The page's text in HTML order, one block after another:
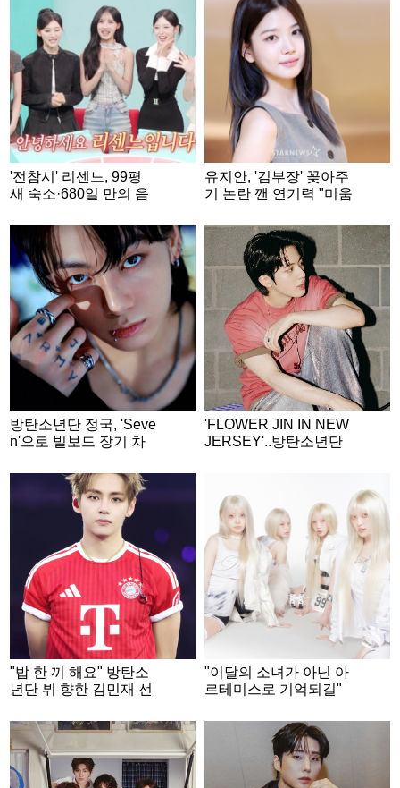
'전참시' 리센느, 99평
새 숙소·680일 만의 음
[종합]
유지안, '김부장' 꽂아주
기 논란 깬 연기력 "미움
L인터뷰]
방탄소년단 정국, 'Seve
n'으로 빌보드 장기 차
9주 진입 성공 '亞최초·
최장 기록 경신'
'FLOWER JIN IN NEW
JERSEY'..방탄소년단
섬 환상 라이브
"밥 한 끼 해요" 방탄소
년단 뷔 향한 김민재 선
"이달의 소녀가 아닌 아
르테미스로 기억되길"